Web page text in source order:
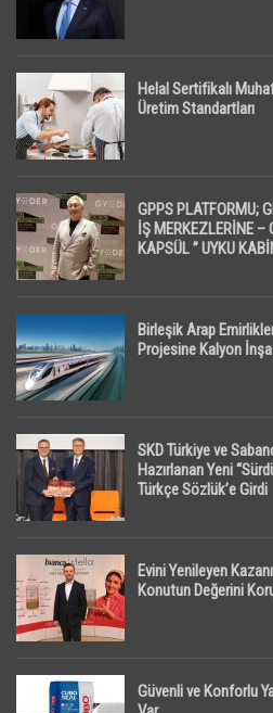
Helal Sertifikalı
Üretim Standartları
GPPS PLATFORMU;
İŞ MERKEZLERİNE –
KAPSÜL ” UYKU
Birleşik Arap
Projesine Kalyon
SKD Türkiye ve
Hazırlanan Yeni
Türkçe Sözlük’e Girdi
Evini Yenileyen
Konutun Değerini
Güvenli ve Konforlu